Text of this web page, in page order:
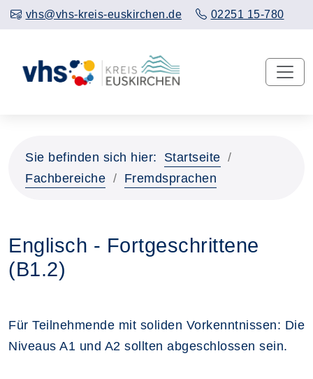
vhs@vhs-kreis-euskirchen.de 02251 15-780
Sie befinden sich hier:
Startseite
Fachbereiche
Fremdsprachen
Englisch - Fortgeschrittene
(B1.2)
Für Teilnehmende mit soliden Vorkenntnissen: Die
Niveaus A1 und A2 sollten abgeschlossen sein.